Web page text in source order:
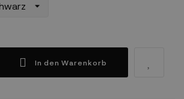
In den Warenkorb